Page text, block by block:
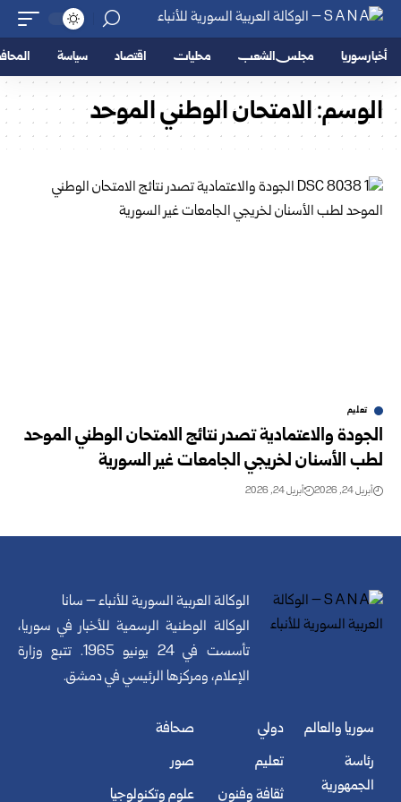
أخبار سوريا مجلس الشعب محليات اقتصاد سياسة
الوسم:الامتحان الوطني الموحد
تعليم
الجودة والاعتمادية تصدر نتائج الامتحان الوطني الموحد
لطب الأسنان لخريجي الجامعات غير السورية
أبريل 24, 2026 أبريل 24, 2026
الوكالة العربية السورية للأنباء – سانا
الوكالة الوطنية الرسمية للأخبار في سوريا،
تأسست في 24 يونيو 1965. تتبع وزارة
الإعلام، ومركزها الرئيسي في دمشق.
سوريا والعالم
رئاسة
الجمهورية
دولي
تعليم
ثقافة وفنون
صحافة
صور
علوم وتكنولوجيا